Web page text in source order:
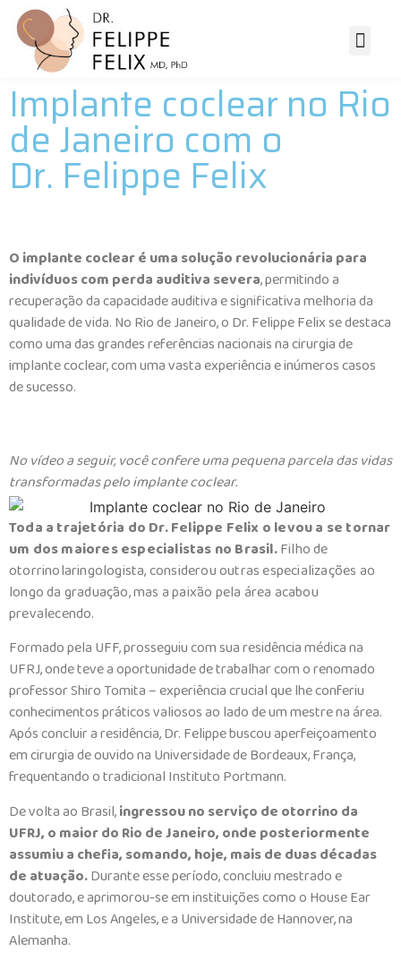
Implante coclear no Rio
de Janeiro com o
Dr. Felippe Felix
O implante coclear é uma solução revolucionária para
indivíduos com perda auditiva severa, permitindo a
recuperação da capacidade auditiva e significativa melhoria da
qualidade de vida. No Rio de Janeiro, o Dr. Felippe Felix se destaca
como uma das grandes referências nacionais na cirurgia de
implante coclear, com uma vasta experiência e inúmeros casos
de sucesso.
No vídeo a seguir, você confere uma pequena parcela das vidas
transformadas pelo implante coclear.
Toda a trajetória do Dr. Felippe Felix o levou a se tornar
um dos maiores especialistas no Brasil.Filho de
otorrinolaringologista, considerou outras especializações ao
longo da graduação, mas a paixão pela área acabou
prevalecendo.
Formado pela UFF, prosseguiu com sua residência médica na
UFRJ, onde teve a oportunidade de trabalhar com o renomado
professor Shiro Tomita – experiência crucial que lhe conferiu
conhecimentos práticos valiosos ao lado de um mestre na área.
Após concluir a residência, Dr. Felippe buscou aperfeiçoamento
em cirurgia de ouvido na Universidade de Bordeaux, França,
frequentando o tradicional Instituto Portmann.
De volta ao Brasil,ingressou no serviço de otorrino da
UFRJ, o maior do Rio de Janeiro, onde posteriormente
assumiu a chefia, somando, hoje, mais de duas décadas
de atuação.Durante esse período, concluiu mestrado e
doutorado, e aprimorou-se em instituições como o House Ear
Institute, em Los Angeles, e a Universidade de Hannover, na
Alemanha.